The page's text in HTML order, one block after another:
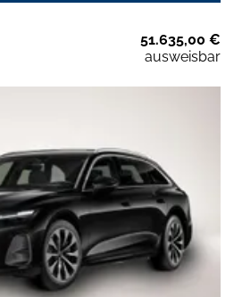
51.635,00 €
ausweisbar